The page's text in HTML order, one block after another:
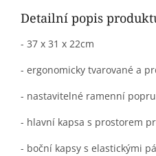
Detailní popis
- 37 x 31 x 22cm
- ergonomicky tvarované a
- nastavitelné ramenní
- hlavní kapsa s prostorem
- boční kapsy s elastickými